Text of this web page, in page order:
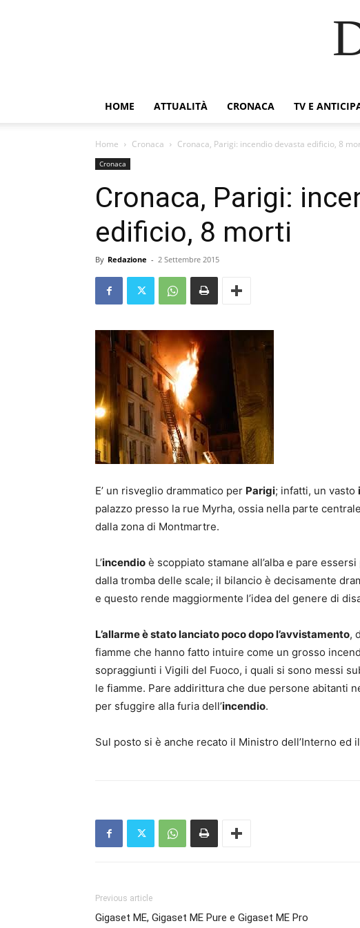
HOME ATTUALITÀ CRONACA TV E
Home Cronaca Cronaca, Parigi: incendio devasta edificio, 8
Cronaca
Cronaca, Parigi:
edificio, 8 morti
By Redazione - 2 Settembre 2015
E’ un risveglio drammatico per Parigi; infatti, un vasto
palazzo presso la rue Myrha, ossia nella parte
dalla zona di Montmartre.
L’incendio è scoppiato stamane all’alba e pare
dalla tromba delle scale; il bilancio è decisamente
e questo rende maggiormente l’idea del genere di
L’allarme è stato lanciato poco dopo l’avvistamento,
fiamme che hanno fatto intuire come un grosso
sopraggiunti i Vigili del Fuoco, i quali si sono messi
le fiamme. Pare addirittura che due persone abitanti
per sfuggire alla furia dell’incendio.
Sul posto si è anche recato il Ministro dell’Interno ed
Previous article
Gigaset ME, Gigaset ME Pure e Gigaset ME Pro